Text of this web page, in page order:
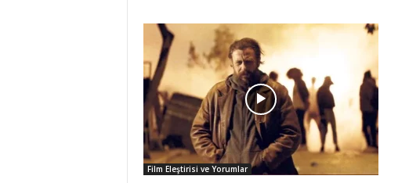
Film Eleştirisi ve Yorumlar